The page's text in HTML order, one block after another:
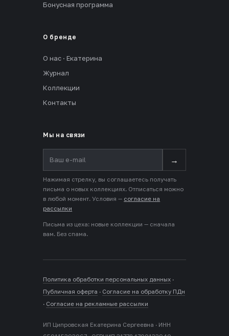
Бонусная программа
О бренде
О нас · Екатерина
Журнал
Коллекции
Контакты
Мы на связи
→
Нажимая стрелку, вы соглашаетесь получать
письма о новых коллекциях. Отписаться можно
в любой момент. Условия — согласие на
рассылки
Письма из цеха: новые коллекции — сначала
вам. Без спама.
Политика обработки персональных данных ·
Публичная оферта · Согласие на обработку ПДн
· Согласие на рекламные рассылки
ИП Ципровская Екатерина Сергеевна · ИНН